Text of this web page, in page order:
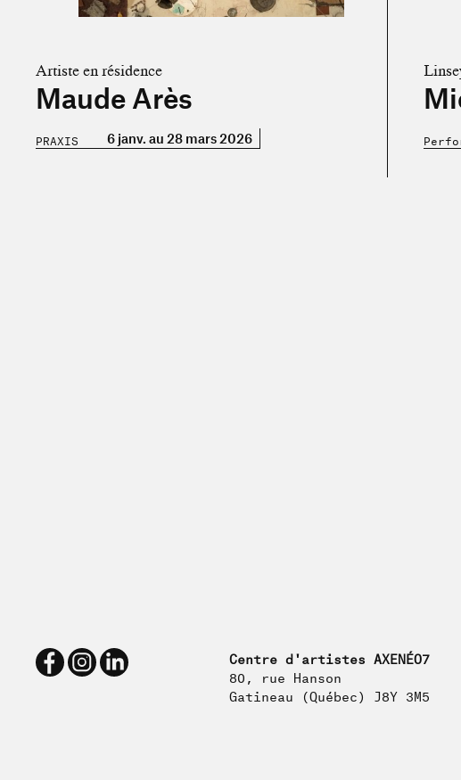
Maude Arès
Artiste en résidence
PRAXIS 6 janv. au 28 mars 2026
Centre d'artistes AXENÉO7
80, rue Hanson
Gatineau (Québec) J8Y 3M5